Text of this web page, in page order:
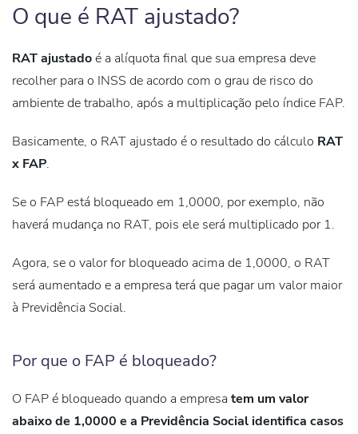
O que é RAT ajustado?
RAT ajustadoé a alíquota final que sua empresa deve
recolher para o INSS de acordo com o grau de risco do
ambiente de trabalho, após a multiplicação pelo índice FAP.
Basicamente, o RAT ajustado é o resultado do cálculo RAT
x FAP.
Se o FAP está bloqueado em 1,0000, por exemplo, não
haverá mudança no RAT, pois ele será multiplicado por 1.
Agora, se o valor for bloqueado acima de 1,0000, o RAT
será aumentado e a empresa terá que pagar um valor maior
à Previdência Social.
Por que o FAP é bloqueado?
O FAP é bloqueado quando a empresa tem um valor
abaixo de 1,0000 e a Previdência Social identifica casos